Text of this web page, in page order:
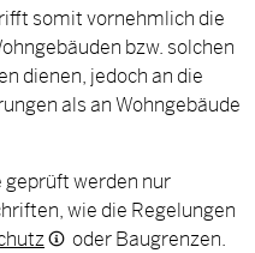
somit vornehmlich die
bzw. solchen
dienen, jedoch an die
als an Wohngebäude
werden nur
wie die Regelungen
oder Baugrenzen.